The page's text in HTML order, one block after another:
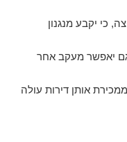
כי יקבע מנגנון
יאפשר מעקב אחר
אותן דירות עולה